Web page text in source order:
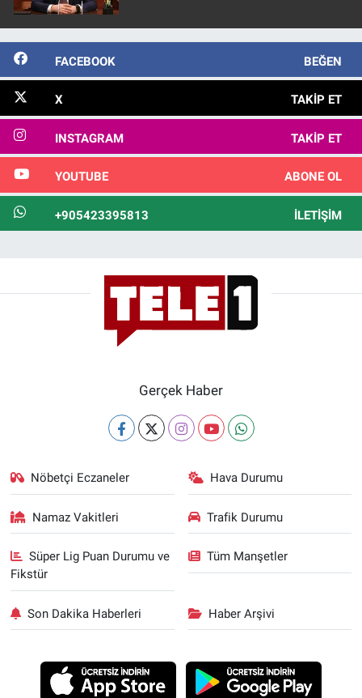
FACEBOOK BEĞEN
X TAKIP ET
INSTAGRAM TAKIP ET
YOUTUBE ABONE OL
+905423395813 İLETIŞIM
Gerçek Haber
Nöbetçi Eczaneler Hava Durumu
Namaz Vakitleri Trafik Durumu
Süper Lig Puan Durumu ve
Fikstür
Tüm Manşetler
Son Dakika Haberleri Haber Arşivi